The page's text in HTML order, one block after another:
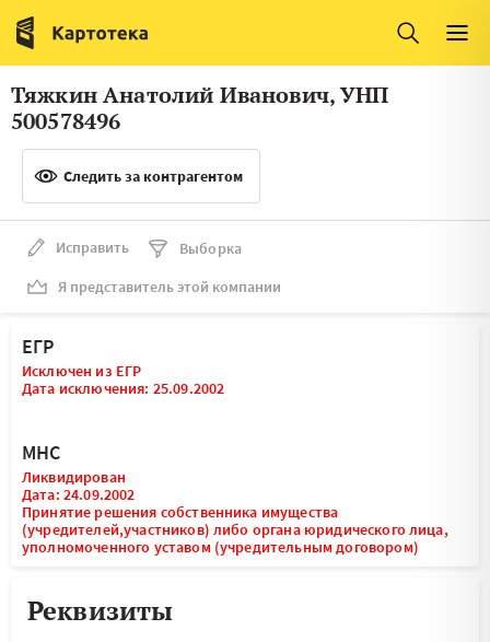
Италия
Люксембург
Литва
Латвия
Словения
Франция
Швеция
Мальта
Тяжкин Анатолий Иванович, УНП
500578496
Следить за контрагентом
Исправить
Выборка
Я представитель этой компании
ЕГР
Исключен из ЕГР
Дата исключения: 25.09.2002
МНС
Ликвидирован
Дата: 24.09.2002
Принятие решения собственника имущества
(учредителей,участников) либо органа юридического лица,
уполномоченного уставом (учредительным договором)
Реквизиты